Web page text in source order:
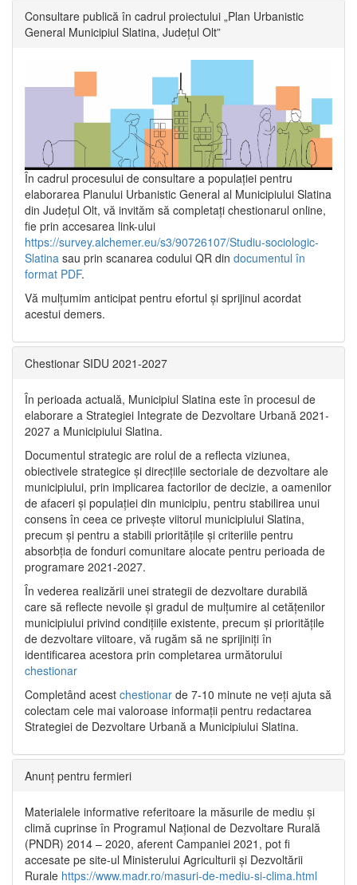
Consultare publică în cadrul proiectului „Plan Urbanistic
General Municipiul Slatina, Județul Olt”
În cadrul procesului de consultare a populaţiei pentru
elaborarea Planului Urbanistic General al Municipiului Slatina
din Județul Olt, vă invităm să completați chestionarul online,
fie prin accesarea link-ului
https://survey.alchemer.eu/s3/90726107/Studiu-sociologic-
Slatina sau prin scanarea codului QR din documentul în
format PDF.
Vă mulţumim anticipat pentru efortul şi sprijinul acordat
acestui demers.
Chestionar SIDU 2021-2027
În perioada actuală, Municipiul Slatina este în procesul de
elaborare a Strategiei Integrate de Dezvoltare Urbană 2021‐
2027 a Municipiului Slatina.
Documentul strategic are rolul de a reflecta viziunea,
obiectivele strategice și direcțiile sectoriale de dezvoltare ale
municipiului, prin implicarea factorilor de decizie, a oamenilor
de afaceri și populației din municipiu, pentru stabilirea unui
consens în ceea ce privește viitorul municipiului Slatina,
precum și pentru a stabili prioritățile și criteriile pentru
absorbția de fonduri comunitare alocate pentru perioada de
programare 2021-2027.
În vederea realizării unei strategii de dezvoltare durabilă
care să reflecte nevoile și gradul de mulțumire al cetățenilor
municipiului privind condițiile existente, precum și prioritățile
de dezvoltare viitoare, vă rugăm să ne sprijiniți în
identificarea acestora prin completarea următorului
chestionar
Completând acest chestionar de 7-10 minute ne veți ajuta să
colectam cele mai valoroase informații pentru redactarea
Strategiei de Dezvoltare Urbană a Municipiului Slatina.
Anunț pentru fermieri
Materialele informative referitoare la măsurile de mediu și
climă cuprinse în Programul Național de Dezvoltare Rurală
(PNDR) 2014 – 2020, aferent Campaniei 2021, pot fi
accesate pe site-ul Ministerului Agriculturii și Dezvoltării
Rurale https://www.madr.ro/masuri-de-mediu-si-clima.html